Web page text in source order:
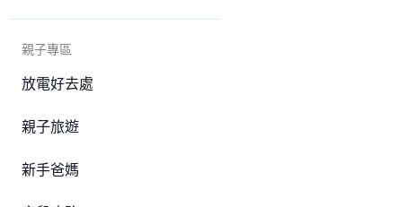
親子專區
放電好去處
親子旅遊
新手爸媽